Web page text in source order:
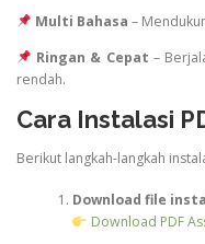
Multi Bahasa –
Ringan & Cepat –
rendah.
Cara Instalasi
Berikut langkah-langkah
Download file
Download PDF